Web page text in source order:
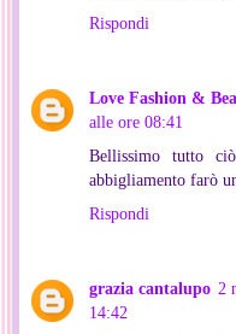
Rispondi
Love Fashion &
alle ore 08:41
Bellissimo tutto
abbigliamento farò
Rispondi
grazia cantalupo 2
14:42